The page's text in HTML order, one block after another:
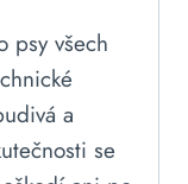
psy všech
a
se